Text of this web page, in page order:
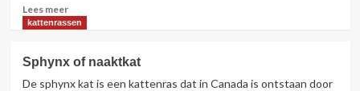
nu
echt?
Lees meerLees
meer
wil
kattenpopulatie
kattenrassen
Sphynx of naaktkat
De sphynx kat is een kattenras dat in Canada is ontstaan door